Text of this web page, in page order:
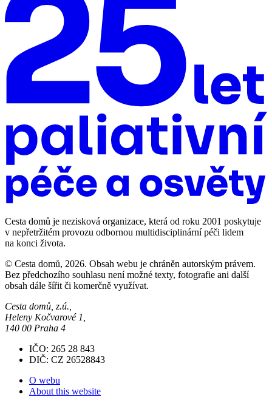
Cesta domů je nezisková organizace, která od roku 2001 poskytuje
v nepřetržitém provozu odbornou multidisciplinární péči lidem
na konci života.
© Cesta domů, 2026. Obsah webu je chráněn autorským právem.
Bez předchozího souhlasu není možné texty, fotografie ani další
obsah dále šířit či komerčně využívat.
Cesta domů, z.ú.,
Heleny Kočvarové 1,
140 00 Praha 4
IČO: 265 28 843
DIČ: CZ 26528843
O webu
About this website